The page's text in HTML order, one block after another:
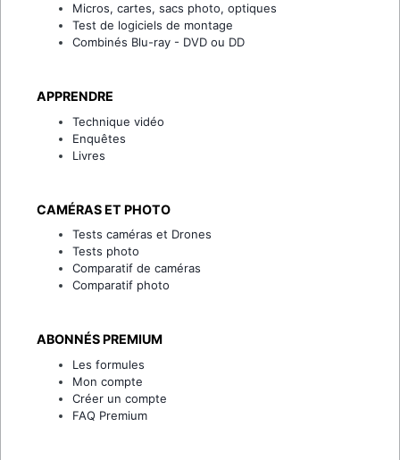
Micros, cartes, sacs photo, optiques
Test de logiciels de montage
Combinés Blu-ray - DVD ou DD
APPRENDRE
Technique vidéo
Enquêtes
Livres
CAMÉRAS ET PHOTO
Tests caméras et Drones
Tests photo
Comparatif de caméras
Comparatif photo
ABONNÉS PREMIUM
Les formules
Mon compte
Créer un compte
FAQ Premium